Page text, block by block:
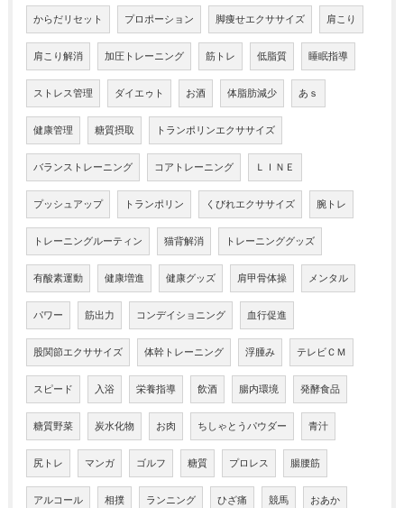
からだリセット プロポーション 脚痩せエクササイズ 肩こり
肩こり解消 加圧トレーニング 筋トレ 低脂質 睡眠指導
ストレス管理 ダイエゥト お酒 体脂肪減少 あｓ
健康管理 糖質摂取 トランポリンエクササイズ
バランストレーニング コアトレーニング ＬＩＮＥ
プッシュアップ トランポリン くびれエクササイズ 腕トレ
トレーニングルーティン 猫背解消 トレーニンググッズ
有酸素運動 健康増進 健康グッズ 肩甲骨体操 メンタル
パワー 筋出力 コンデイショニング 血行促進
股関節エクササイズ 体幹トレーニング 浮腫み テレビＣＭ
スピード 入浴 栄養指導 飲酒 腸内環境 発酵食品
糖質野菜 炭水化物 お肉 ちしゃとうパウダー 青汁
尻トレ マンガ ゴルフ 糖質 プロレス 腸腰筋
アルコール 相撲 ランニング ひざ痛 競馬 おあか